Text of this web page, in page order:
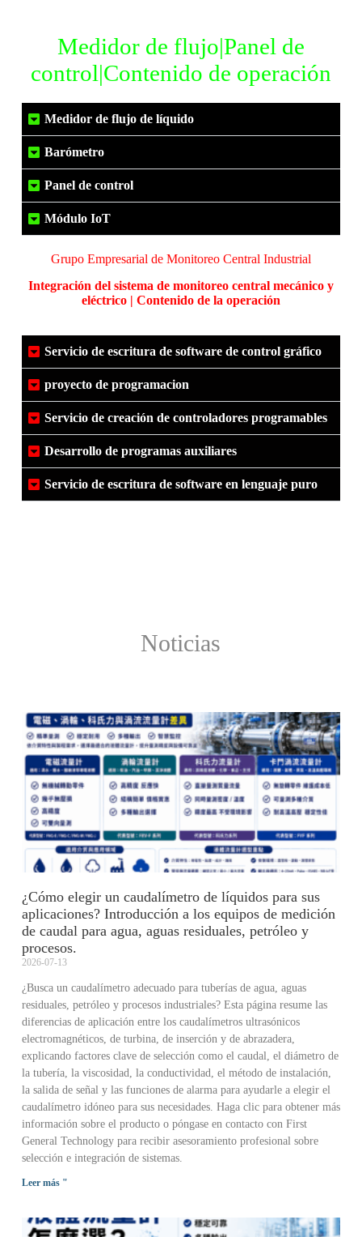
Medidor de flujo|Panel de
control|Contenido de operación
Medidor de flujo de líquido
Barómetro
Panel de control
Módulo IoT
Grupo Empresarial de Monitoreo Central Industrial
Integración del sistema de monitoreo central mecánico y
eléctrico | Contenido de la operación
Servicio de escritura de software de control gráfico
proyecto de programacion
Servicio de creación de controladores programables
Desarrollo de programas auxiliares
Servicio de escritura de software en lenguaje puro
Noticias
¿Cómo elegir un caudalímetro de líquidos para sus
aplicaciones? Introducción a los equipos de medición
de caudal para agua, aguas residuales, petróleo y
procesos.
2026-07-13
¿Busca un caudalímetro adecuado para tuberías de agua, aguas
residuales, petróleo y procesos industriales? Esta página resume las
diferencias de aplicación entre los caudalímetros ultrasónicos
electromagnéticos, de turbina, de inserción y de abrazadera,
explicando factores clave de selección como el caudal, el diámetro de
la tubería, la viscosidad, la conductividad, el método de instalación,
la salida de señal y las funciones de alarma para ayudarle a elegir el
caudalímetro idóneo para sus necesidades. Haga clic para obtener más
información sobre el producto o póngase en contacto con First
General Technology para recibir asesoramiento profesional sobre
selección e integración de sistemas.
Leer más "